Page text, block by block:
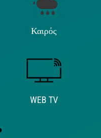
Καιρός
WEB TV